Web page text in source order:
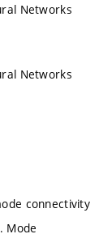
Networks
Networks
connectivity
Mode